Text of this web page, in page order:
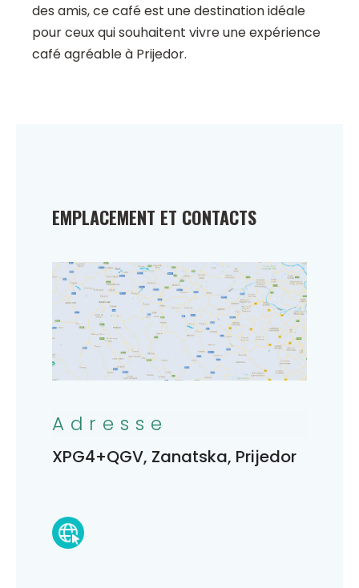
des amis, ce café est une destination idéale
pour ceux qui souhaitent vivre une expérience
café agréable à Prijedor.
EMPLACEMENT ET CONTACTS
Adresse
XPG4+QGV, Zanatska, Prijedor